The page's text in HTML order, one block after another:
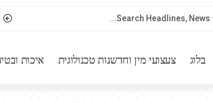
בלוג צעצועי מין וחדשנות טכנולוגית איכות